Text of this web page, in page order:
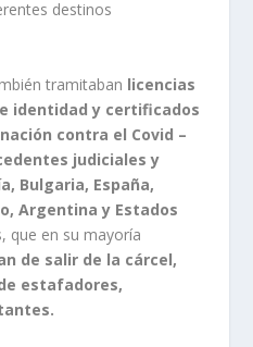
destinos
tramitaban licencias
identidad y certificados
contra el Covid –
judiciales y
Bulgaria, España,
Argentina y Estados
que en su mayoría
de salir de la cárcel,
estafadores,